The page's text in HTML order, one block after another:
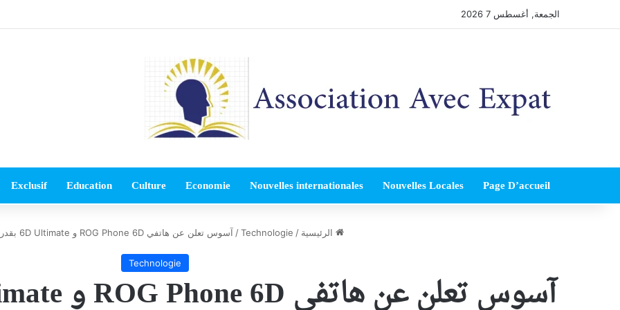
الجمعة, أغسطس 7 2026
Page D’accueil
Nouvelles Locales
Nouvelles internationales
Economie
Culture
Education
Exclusif
الرئيسية /
Technologie
/ آسوس تعلن عن هاتفي ROG Phone 6D و 6D Ultimate بقدرات فائقة
Technologie
آسوس تعلن عن هاتفي ROG Phone 6D و 6D Ultimate بقدرات فائقة